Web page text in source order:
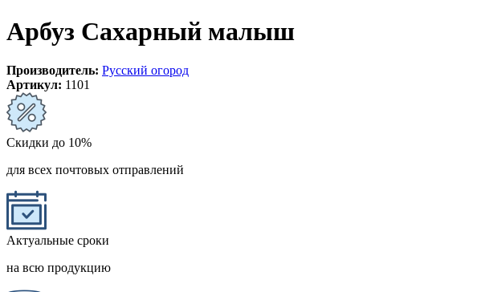
Арбуз Сахарный малыш
Производитель: Русский огород
Артикул: 1101
Скидки до 10%
для всех почтовых отправлений
Актуальные сроки
на всю продукцию